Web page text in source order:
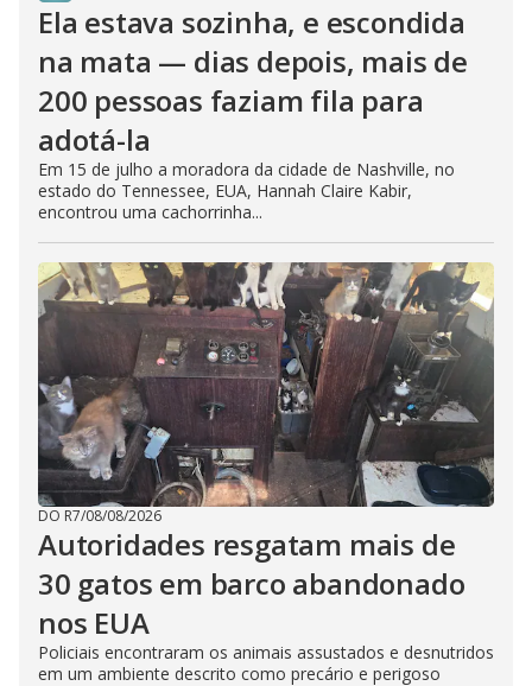
Ela estava sozinha, e escondida
na mata — dias depois, mais de
200 pessoas faziam fila para
adotá-la
Em 15 de julho a moradora da cidade de Nashville, no
estado do Tennessee, EUA, Hannah Claire Kabir,
encontrou uma cachorrinha...
DO R7/08/08/2026
Autoridades resgatam mais de
30 gatos em barco abandonado
nos EUA
Policiais encontraram os animais assustados e desnutridos
em um ambiente descrito como precário e perigoso